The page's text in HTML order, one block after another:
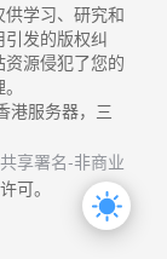
学习、研究和
发的版权纠
源侵犯了您的
港服务器，三
享署名-非商业
可。